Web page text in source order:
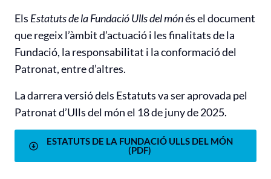
Els Estatuts de la Fundació Ulls del mónés el document
que regeix l’àmbit d’actuació i les finalitats de la
Fundació, la responsabilitat i la conformació del
Patronat, entre d’altres.
La darrera versió dels Estatuts va ser aprovada pel
Patronat d’Ulls del món el 18 de juny de 2025.
ESTATUTS DE LA FUNDACIÓ ULLS DEL MÓN
(PDF)